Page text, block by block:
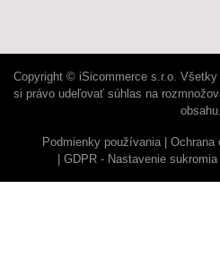
Copyright © iSicommerce s.r.o.
si právo udeľovať súhlas na
obsahu.
Podmienky používania
Ochrana
GDPR - Nastavenie sukromia